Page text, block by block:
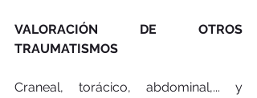
VALORACIÓN DE OTROS
TRAUMATISMOS
Craneal, torácico, abdominal,... y